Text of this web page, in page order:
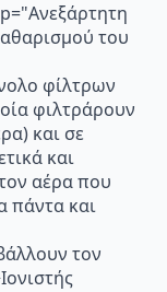
του
φίλτρων
φιλτράρουν
και σε
και
αέρα που
πάντα και
τον